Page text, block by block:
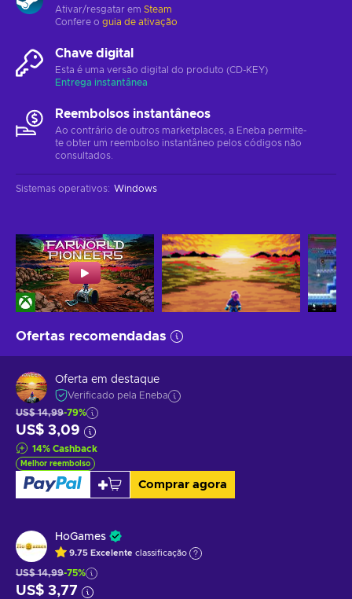
Ativar/resgatar em Steam
Confere o guia de ativação
Chave digital
Esta é uma versão digital do produto (CD-KEY)
Entrega instantânea
Reembolsos instantâneos
Ao contrário de outros marketplaces, a Eneba permite-
te obter um reembolso instantâneo pelos códigos não
consultados.
Sistemas operativos: Windows
Ofertas recomendadas
Oferta em destaque
Verificado pela Eneba
US$ 14,99-79%
US$ 3,09
14% Cashback
Melhor reembolso
Comprar agora
HoGames
9.75 Excelente classificação
US$ 14,99-75%
US$ 3,77